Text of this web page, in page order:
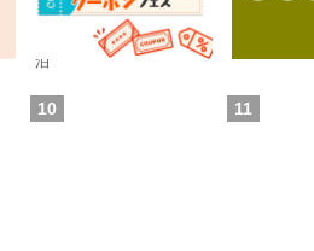
通常：0.5%還元
獲得条件：ホテル・旅館宿
泊
10 11